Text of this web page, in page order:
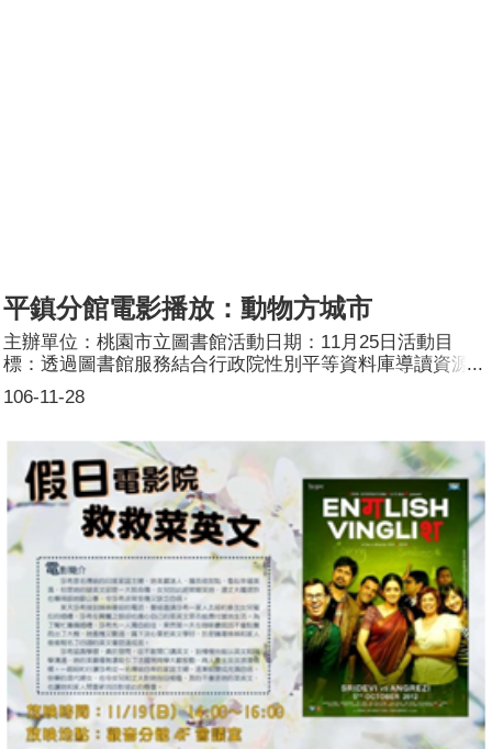
平鎮分館電影播放：動物方城市
106-11-28
主辦單位：桃園市立圖書館活動日期：11月25日活動目
標：透過圖書館服務結合行政院性別平等資料庫導讀資源，
以縮短城鄉資源差距，普及性平觀念宣傳管道。活動簡介：
2016年「動物方城市」成為是迪士尼僅次於「冰雪奇
如果我們瞭解到迪士尼花費了多少心力在製作這部影片上，
我們就不會僅止於羨慕好萊塢電影席捲全球的票房威力，同
時我們也會瞭解到製作這樣一部「娛樂片」需要多麼「嚴
謹」！「動物方城市」整個製作耗費五年，製作前期迪士尼
公司讓影片各部門工作人員親赴非洲，觀察動物、光線、天
空和空氣的顏色，甚至研究光線在動物皮毛上的細緻變化，
最後再運用最新的動畫軟體模擬出這樣的效果。從迪士尼身
上我們可以看到動畫製作過程中科技和藝術結合的最好例
子。不過讓這部影片同時獲得票房和評論讚譽的，不止是動
畫的技術面和美學面，更重要的是觀眾喜愛影片中的角色、
故事和主題。根據Imaging Zootopia這部紀錄片中導演的說
法，動物方城市的主題是「偏見」，我們就來看看偏見是怎
樣在片中被呈現，以及它與性別平等問題之間的關係。參加
人數：12人